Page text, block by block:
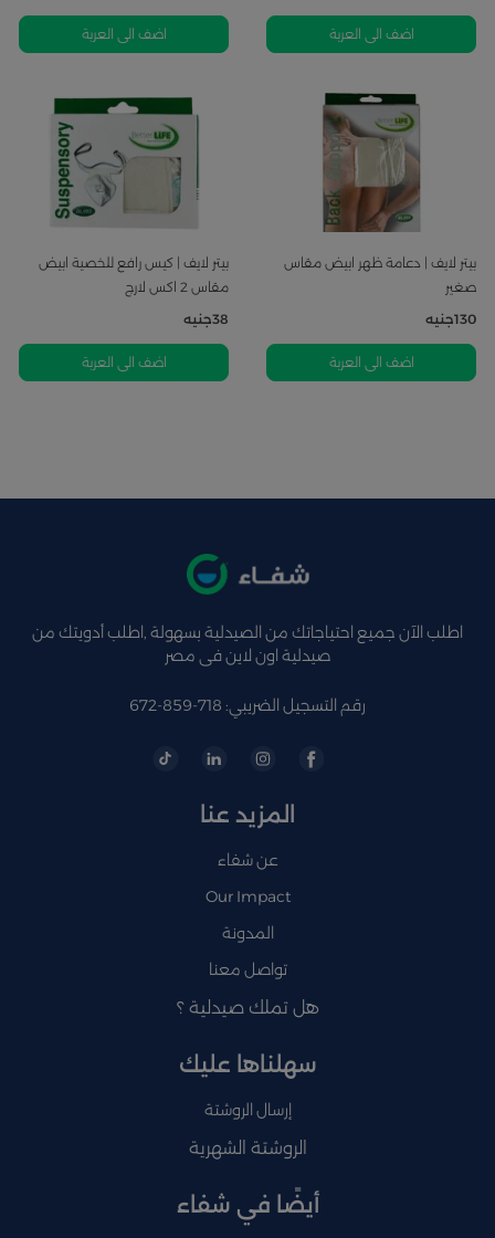
اضف الى العربة اضف الى العربة
بيتر لايف | دعامة ظهر ابيض مقاس
صغير
130جنيه
اضف الى العربة
بيتر لايف | كيس رافع للخصية ابيض
مقاس 2 اكس لارج
38جنيه
اضف الى العربة
اطلب الآن جميع احتياجاتك من الصيدلية بسهولة ,اطلب أدويتك من
صيدلية اون لاين فى مصر
رقم التسجيل الضريبي: 718-859-672
المزيد عنا
عن شفاء
Our Impact
المدونة
تواصل معنا
هل تملك صيدلية ؟
سهلناها عليك
إرسال الروشتة
الروشتة الشهرية
أيضًا في شفاء